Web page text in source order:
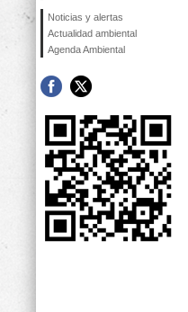
Noticias y alertas
Actualidad ambiental
Agenda Ambiental